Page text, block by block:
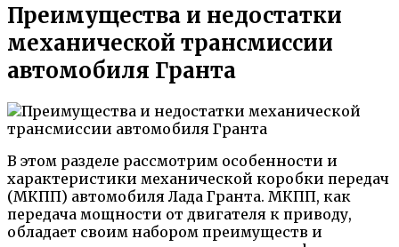
Преимущества и недостатки
механической трансмиссии
автомобиля Гранта
В этом разделе рассмотрим особенности и
характеристики механической коробки передач
(МКПП) автомобиля Лада Гранта. МКПП, как
передача мощности от двигателя к приводу,
обладает своим набором преимуществ и